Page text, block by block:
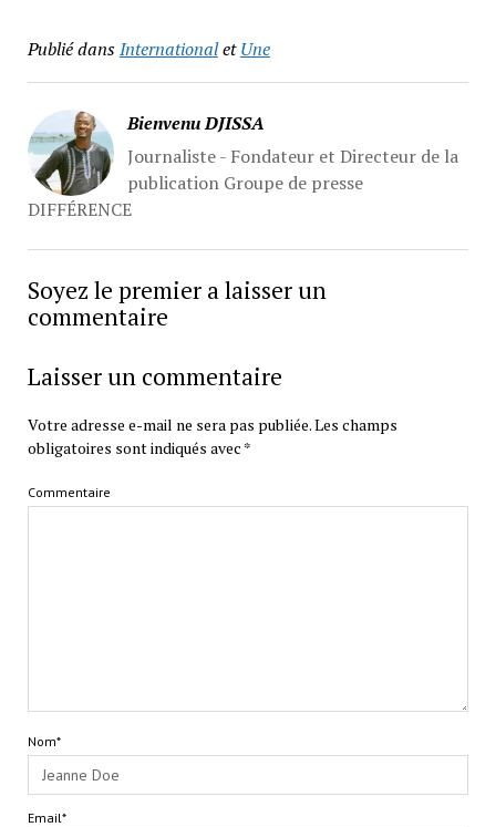
Publié dansInternationaletUne
Bienvenu DJISSA
Journaliste - Fondateur et Directeur de la
publication Groupe de presse
DIFFÉRENCE
Soyez le premier a laisser un
commentaire
Laisser un commentaire
Votre adresse e-mail ne sera pas publiée.Les champs
obligatoires sont indiqués avec *
Commentaire
Nom*
Email*